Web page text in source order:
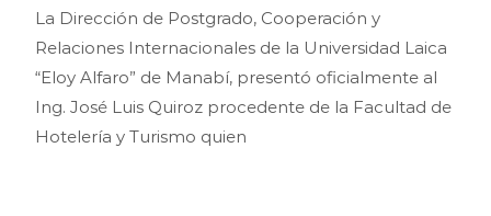
La Dirección de Postgrado, Cooperación y
Relaciones Internacionales de la Universidad Laica
“Eloy Alfaro” de Manabí, presentó oficialmente al
Ing. José Luis Quiroz procedente de la Facultad de
Hotelería y Turismo quien